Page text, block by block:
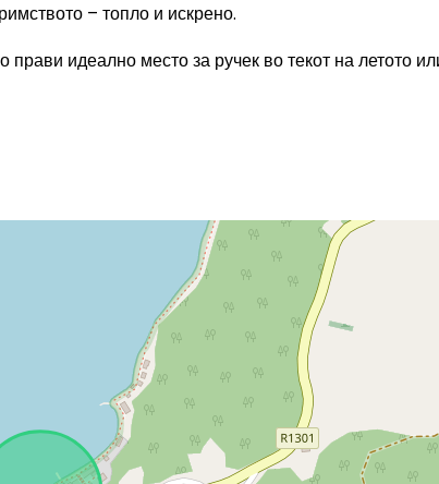
– топло и искрено.
идеално место за ручек во текот на летото